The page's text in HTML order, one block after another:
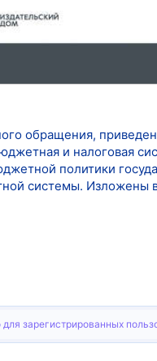
обращения,
и налоговая
политики
системы. Изложены
зарегистрированных